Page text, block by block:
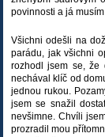
povinnosti a já
Všichni odešli na
parádu, jak všichni
rozhodl jsem se, že
nechával klíč od
jednou rukou.
jsem se snažil
nevšimne. Chvíli
prozradil mou